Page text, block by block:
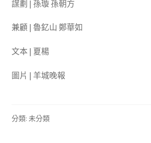
謀劃 | 孫璇 孫朝方
兼顧 | 魯釔山 鄭華如
文本 | 夏楊
圖片 | 羊城晚報
分類: 未分類